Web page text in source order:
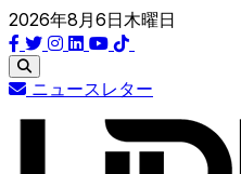
2026年8月6日木曜日
ニュースレター